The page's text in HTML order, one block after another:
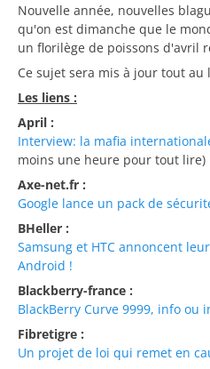
Nouvelle année, nouvelles
qu'on est dimanche que le
un florilège de poissons d'avril
Ce sujet sera mis à jour tout au
Les liens :
April :
Interview: la mafia
moins une heure pour tout lire)
Axe-net.fr :
Google lance un pack de
BHeller :
Samsung et HTC annoncent
Android !
Blackberry-france :
BlackBerry Curve 9999, info ou
Fibretigre :
Un projet de loi qui remet en